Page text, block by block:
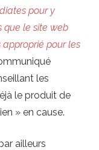
pour y
que le site web
approprié pour les
les
le produit de
» en cause.
ailleurs